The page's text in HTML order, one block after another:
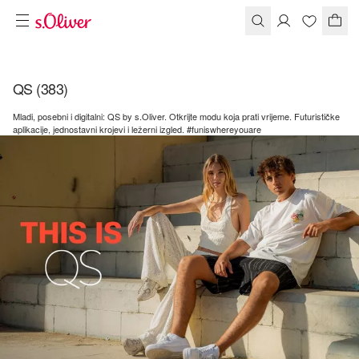
QS (383)
Mladi, posebni i digitalni: QS by s.Oliver. Otkrijte modu koja prati vrijeme. Futurističke
aplikacije, jednostavni krojevi i ležerni izgled. #funiswhereyouare